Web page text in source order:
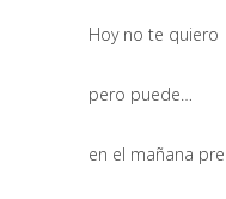
Hoy no te quiero
pero puede…
en el mañana